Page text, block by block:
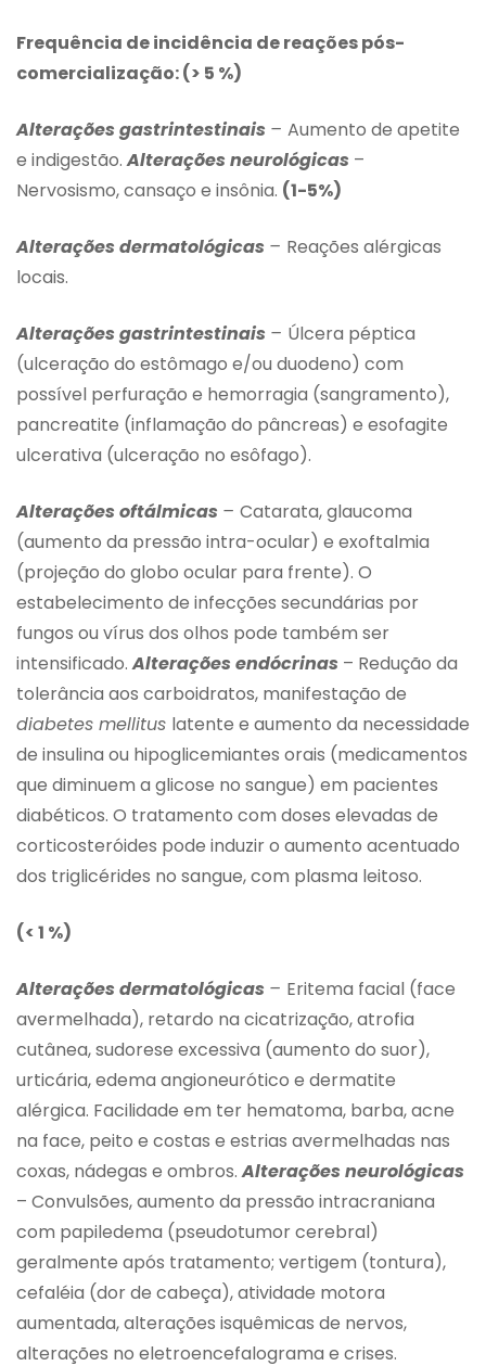
Frequência de incidência de reações pós-
comercialização: (> 5 %)
Alterações gastrintestinais – Aumento de apetite
e indigestão.Alterações neurológicas –
Nervosismo, cansaço e insônia. (1-5%)
Alterações dermatológicas – Reações alérgicas
locais.
Alterações gastrintestinais – Úlcera péptica
(ulceração do estômago e/ou duodeno) com
possível perfuração e hemorragia (sangramento),
pancreatite (inflamação do pâncreas) e esofagite
ulcerativa (ulceração no esôfago).
Alterações oftálmicas – Catarata, glaucoma
(aumento da pressão intra-ocular) e exoftalmia
(projeção do globo ocular para frente). O
estabelecimento de infecções secundárias por
fungos ou vírus dos olhos pode também ser
intensificado.Alterações endócrinas – Redução da
tolerância aos carboidratos, manifestação de
diabetes mellitus latente e aumento da necessidade
de insulina ou hipoglicemiantes orais (medicamentos
que diminuem a glicose no sangue) em pacientes
diabéticos. O tratamento com doses elevadas de
corticosteróides pode induzir o aumento acentuado
dos triglicérides no sangue, com plasma leitoso.
(< 1 %)
Alterações dermatológicas – Eritema facial (face
avermelhada), retardo na cicatrização, atrofia
cutânea, sudorese excessiva (aumento do suor),
urticária, edema angioneurótico e dermatite
alérgica. Facilidade em ter hematoma, barba, acne
na face, peito e costas e estrias avermelhadas nas
coxas, nádegas e ombros.Alterações neurológicas
– Convulsões, aumento da pressão intracraniana
com papiledema (pseudotumor cerebral)
geralmente após tratamento; vertigem (tontura),
cefaléia (dor de cabeça), atividade motora
aumentada, alterações isquêmicas de nervos,
alterações no eletroencefalograma e crises.